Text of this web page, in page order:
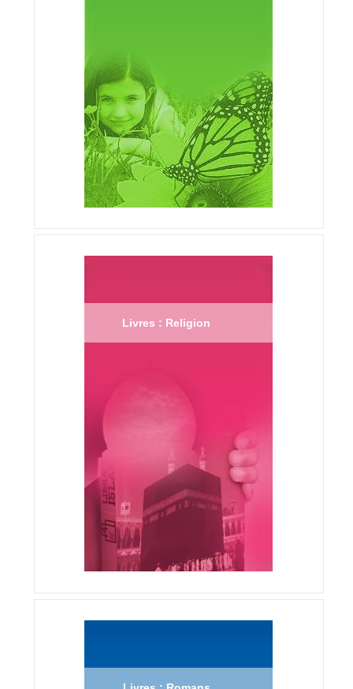
Livres : Religion